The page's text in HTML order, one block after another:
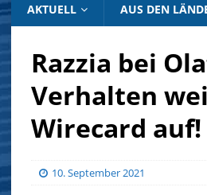
AKTUELL AUS DEN
Razzia bei
Verhalten
Wirecard auf!
10. September 2021